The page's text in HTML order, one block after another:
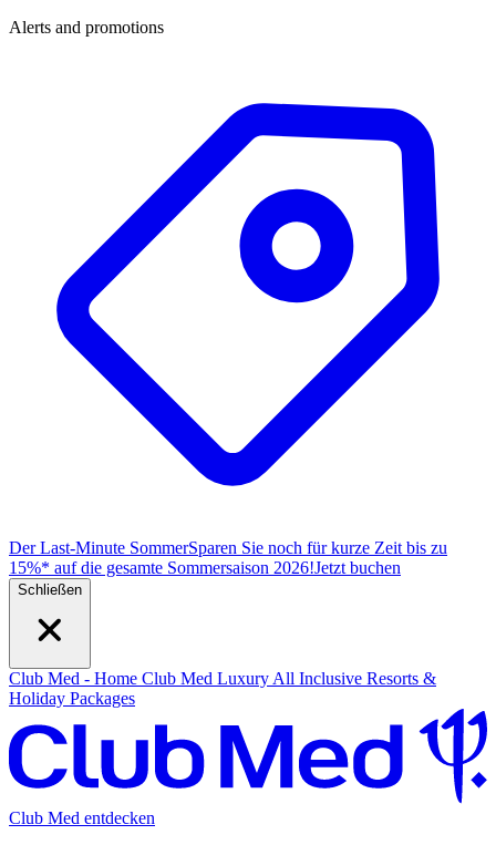
Alerts and promotions
Der Last-Minute SommerSparen Sie noch für kurze Zeit bis zu
15%* auf die gesamte Sommersaison 2026!Jetzt buchen
Schließen
Club Med - Home Club Med Luxury All Inclusive Resorts &
Holiday Packages
Club Med entdecken